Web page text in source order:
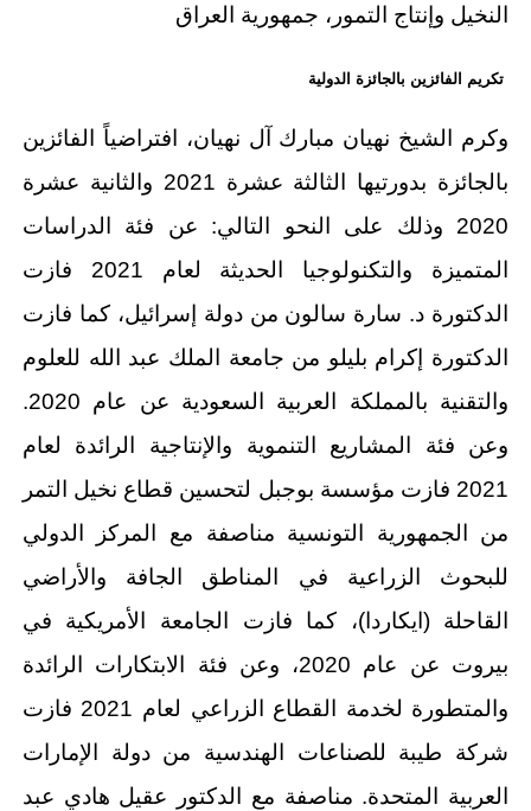
النخيل وإنتاج التمور، جمهورية العراق
تكريم الفائزين بالجائزة الدولية
وكرم الشيخ نهيان مبارك آل نهيان، افتراضياً الفائزين
بالجائزة بدورتيها الثالثة عشرة 2021 والثانية عشرة
2020 وذلك على النحو التالي: عن فئة الدراسات
المتميزة والتكنولوجيا الحديثة لعام 2021 فازت
الدكتورة د. سارة سالون من دولة إسرائيل، كما فازت
الدكتورة إكرام بليلو من جامعة الملك عبد الله للعلوم
والتقنية بالمملكة العربية السعودية عن عام 2020.
وعن فئة المشاريع التنموية والإنتاجية الرائدة لعام
2021 فازت مؤسسة بوجبل لتحسين قطاع نخيل التمر
من الجمهورية التونسية مناصفة مع المركز الدولي
للبحوث الزراعية في المناطق الجافة والأراضي
القاحلة (ايكاردا)، كما فازت الجامعة الأمريكية في
بيروت عن عام 2020، وعن فئة الابتكارات الرائدة
والمتطورة لخدمة القطاع الزراعي لعام 2021 فازت
شركة طيبة للصناعات الهندسية من دولة الإمارات
العربية المتحدة. مناصفة مع الدكتور عقيل هادي عبد